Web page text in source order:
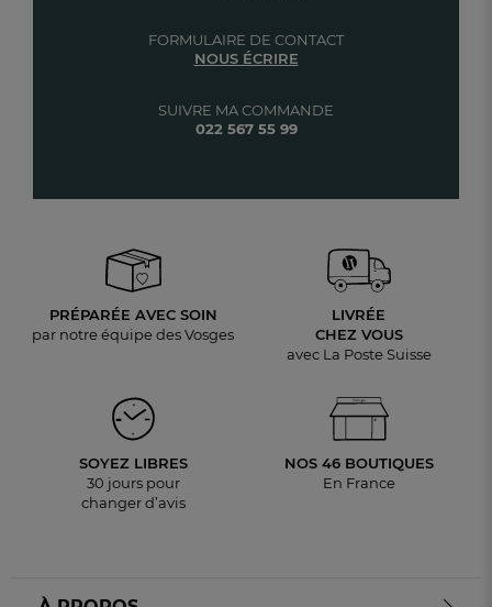
SUIVRE MA COMMANDE
022 567 55 99
FORMULAIRE DE CONTACT
NOUS ÉCRIRE
PRÉPARÉE AVEC SOIN
par notre équipe des Vosges
LIVRÉE
CHEZ VOUS
avec La Poste Suisse
SOYEZ LIBRES
30 jours pour
changer d’avis
NOS 46 BOUTIQUES
En France